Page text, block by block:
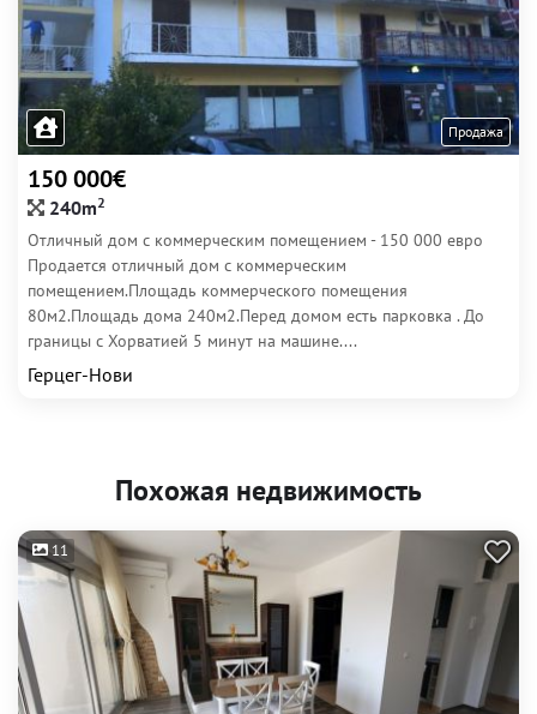
Продажа
150 000€
240m2
Отличный дом с коммерческим помещением - 150 000 евро
Продается отличный дом с коммерческим
помещением.Площадь коммерческого помещения
80м2.Площадь дома 240м2.Перед домом есть парковка . До
границы с Хорватией 5 минут на машине....
Герцег-Нови
Похожая недвижимость
11